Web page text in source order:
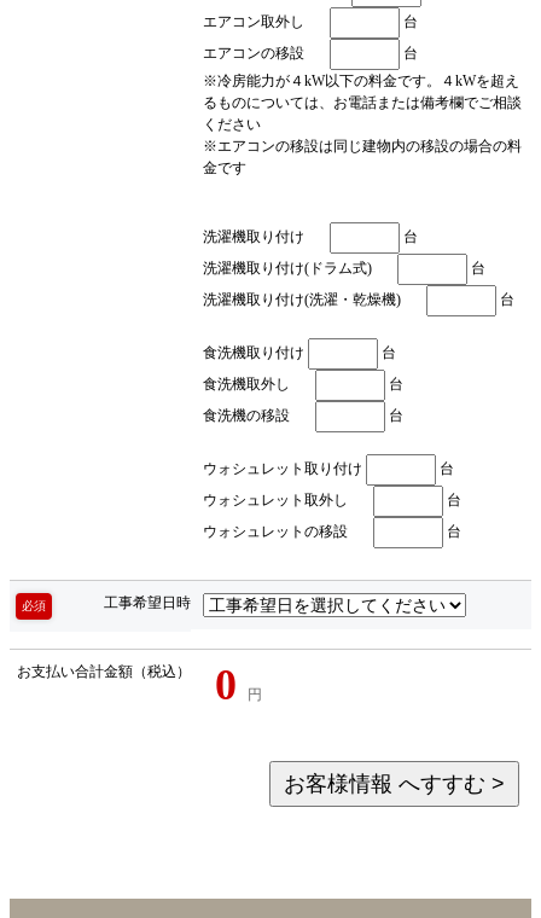
エアコン取外し
台
エアコンの移設
台
※冷房能力が４kW以下の料金です。４kWを超え
るものについては、お電話または備考欄でご相談
ください
※エアコンの移設は同じ建物内の移設の場合の料
金です
洗濯機取り付け
台
洗濯機取り付け(ドラム式)
台
洗濯機取り付け(洗濯・乾燥機)
台
食洗機取り付け
台
食洗機取外し
台
食洗機の移設
台
ウォシュレット取り付け
台
ウォシュレット取外し
台
ウォシュレットの移設
台
必須 工事希望日時
お支払い合計金額（税込） 0 円
お客様情報 へすすむ >